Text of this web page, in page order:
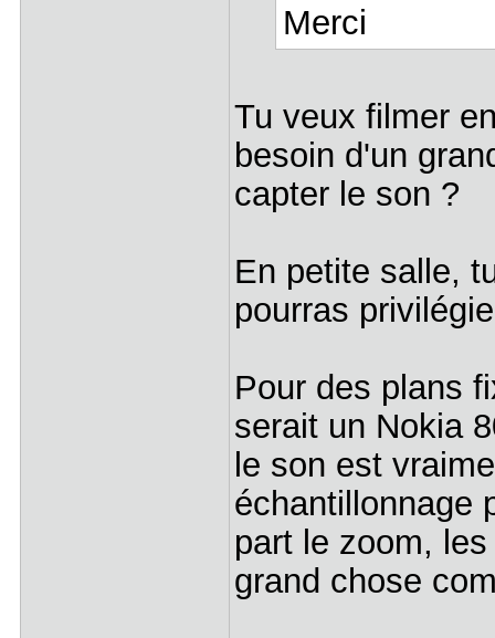
Merci
Tu veux filmer
besoin d'un
capter le son ?
En petite salle,
pourras
Pour des plans
serait un Nokia
le son est
échantillonnage
part le zoom,
grand chose